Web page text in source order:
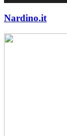
Nardino.it